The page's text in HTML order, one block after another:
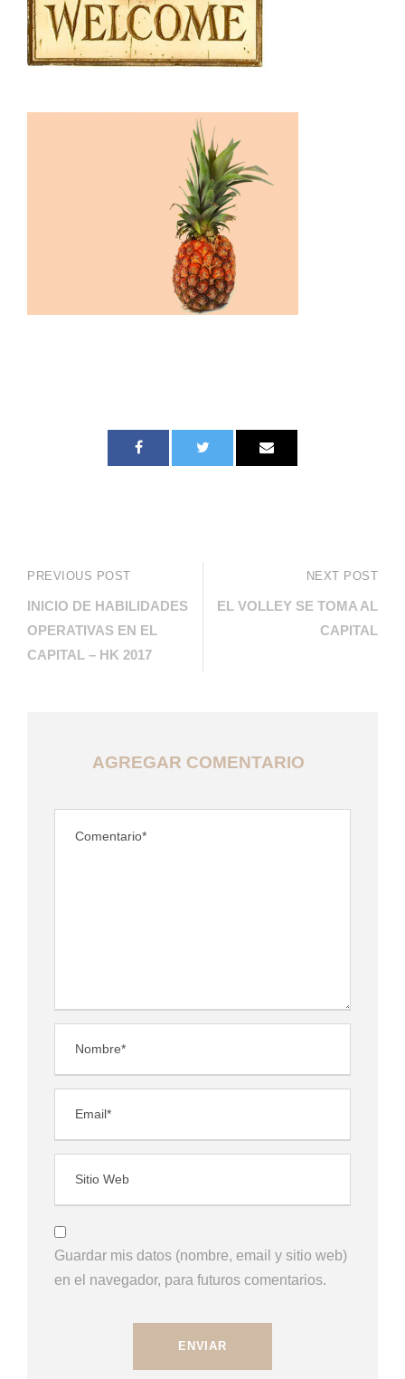
PREVIOUS POST
INICIO DE HABILIDADES
OPERATIVAS EN EL
CAPITAL – HK 2017
NEXT POST
EL VOLLEY SE TOMA AL
CAPITAL
AGREGAR COMENTARIO
Guardar mis datos (nombre, email y sitio web)
en el navegador, para futuros comentarios.